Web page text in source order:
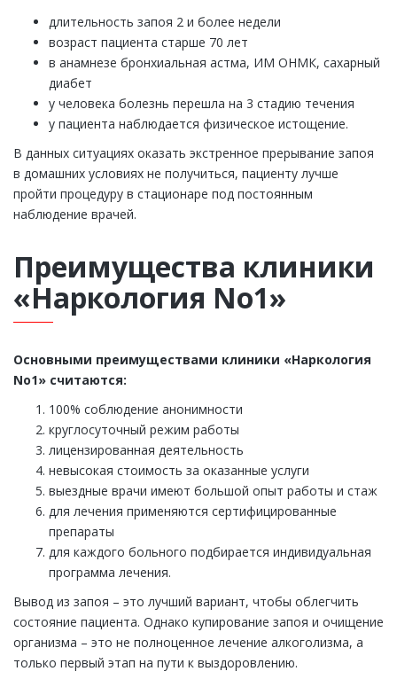
длительность запоя 2 и более недели
возраст пациента старше 70 лет
в анамнезе бронхиальная астма, ИМ ОНМК, сахарный
диабет
у человека болезнь перешла на 3 стадию течения
у пациента наблюдается физическое истощение.
В данных ситуациях оказать экстренное прерывание запоя
в домашних условиях не получиться, пациенту лучше
пройти процедуру в стационаре под постоянным
наблюдение врачей.
Преимущества клиники
«Наркология No1»
Основными преимуществами клиники «Наркология
No1» считаются:
100% соблюдение анонимности
круглосуточный режим работы
лицензированная деятельность
невысокая стоимость за оказанные услуги
выездные врачи имеют большой опыт работы и стаж
для лечения применяются сертифицированные
препараты
для каждого больного подбирается индивидуальная
программа лечения.
Вывод из запоя – это лучший вариант, чтобы облегчить
состояние пациента. Однако купирование запоя и очищение
организма – это не полноценное лечение алкоголизма, а
только первый этап на пути к выздоровлению.